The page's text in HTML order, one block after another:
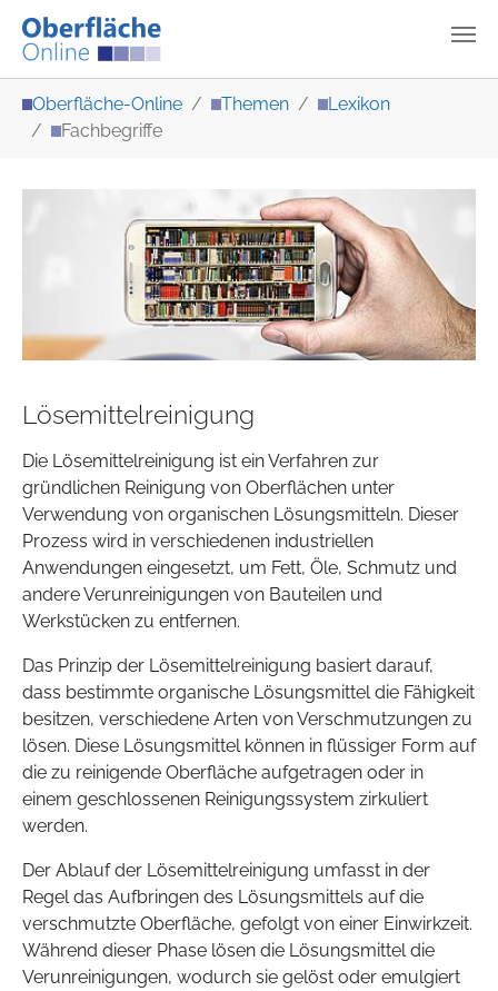
Oberfläche-Online Themen
Lexikon
Fachbegriffe
Lösemittelreinigung
Die Lösemittelreinigung ist ein Verfahren zur
gründlichen Reinigung von Oberflächen unter
Verwendung von organischen Lösungsmitteln. Dieser
Prozess wird in verschiedenen industriellen
Anwendungen eingesetzt, um Fett, Öle, Schmutz und
andere Verunreinigungen von Bauteilen und
Werkstücken zu entfernen.
Das Prinzip der Lösemittelreinigung basiert darauf,
dass bestimmte organische Lösungsmittel die Fähigkeit
besitzen, verschiedene Arten von Verschmutzungen zu
lösen. Diese Lösungsmittel können in flüssiger Form auf
die zu reinigende Oberfläche aufgetragen oder in
einem geschlossenen Reinigungssystem zirkuliert
werden.
Der Ablauf der Lösemittelreinigung umfasst in der
Regel das Aufbringen des Lösungsmittels auf die
verschmutzte Oberfläche, gefolgt von einer Einwirkzeit.
Während dieser Phase lösen die Lösungsmittel die
Verunreinigungen, wodurch sie gelöst oder emulgiert